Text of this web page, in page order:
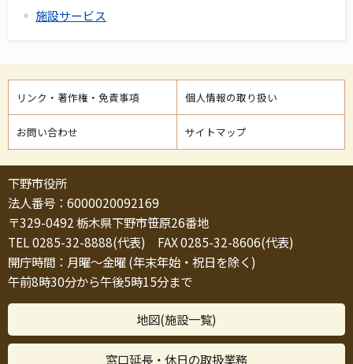
施設サービス
リンク・著作権・免責事項 個人情報の取り扱い
お問い合わせ サイトマップ
下野市役所
法人番号：6000020092169
〒329-0492 栃木県下野市笹原26番地
TEL 0285-32-8888(代表) FAX 0285-32-8606(代表)
開庁時間：月曜～金曜 (年末年始・祝日を除く)
午前8時30分から午後5時15分まで
地図(施設一覧)
窓口延長・休日の取扱業務